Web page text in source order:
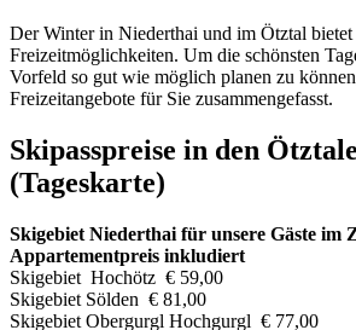
Der Winter in Niederthai und im Ötztal
Freizeitmöglichkeiten. Um die schönsten
Vorfeld so gut wie möglich planen zu
Freizeitangebote für Sie zusammengefasst.
Skipasspreise in den
(Tageskarte)
Skigebiet Niederthai für unsere Gäste im
Appartementpreis inkludiert
Skigebiet Hochötz € 59,00
Skigebiet Sölden € 81,00
Skigebiet Obergurgl Hochgurgl € 77,00